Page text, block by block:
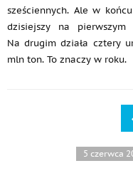
sześciennych. Ale w
dzisiejszy na
Na drugim działa cztery
mln ton. To znaczy w roku.
5 czerwca